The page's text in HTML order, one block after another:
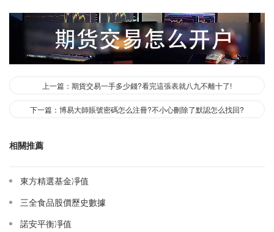
上一篇：期貨交易一手多少錢?看完這張表就八九不離十了!
下一篇：博易大師賬號密碼怎么注冊?不小心刪除了默認怎么找回?
相關推薦
東方精選基金凈值
三全食品股價歷史數據
諾安平衡凈值